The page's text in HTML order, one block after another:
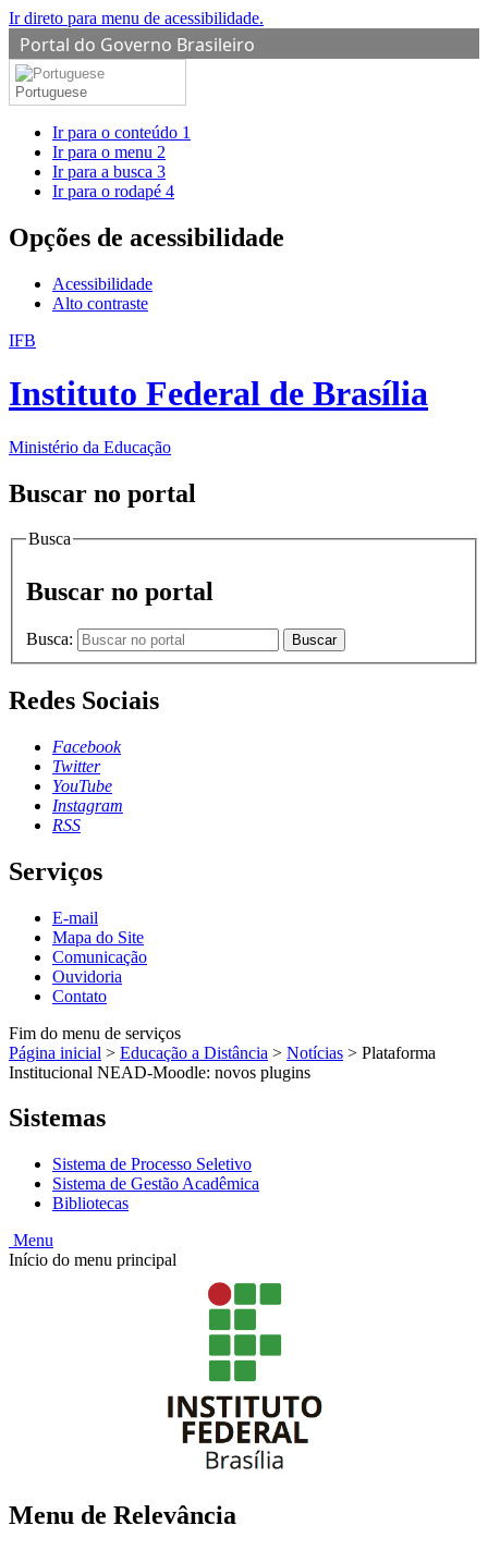
Ir direto para menu de acessibilidade.
Portal do Governo Brasileiro
Portuguese
Ir para o conteúdo 1
Ir para o menu 2
Ir para a busca 3
Ir para o rodapé 4
Opções de acessibilidade
Acessibilidade
Alto contraste
IFB
Instituto Federal de Brasília
Ministério da Educação
Buscar no portal
Busca
Buscar no portal
Busca: Buscar
Redes Sociais
Facebook
Twitter
YouTube
Instagram
RSS
Serviços
E-mail
Mapa do Site
Comunicação
Ouvidoria
Contato
Fim do menu de serviços
Página inicial > Educação a Distância > Notícias > Plataforma
Institucional NEAD-Moodle: novos plugins
Sistemas
Sistema de Processo Seletivo
Sistema de Gestão Acadêmica
Bibliotecas
Menu
Início do menu principal
Menu de Relevância